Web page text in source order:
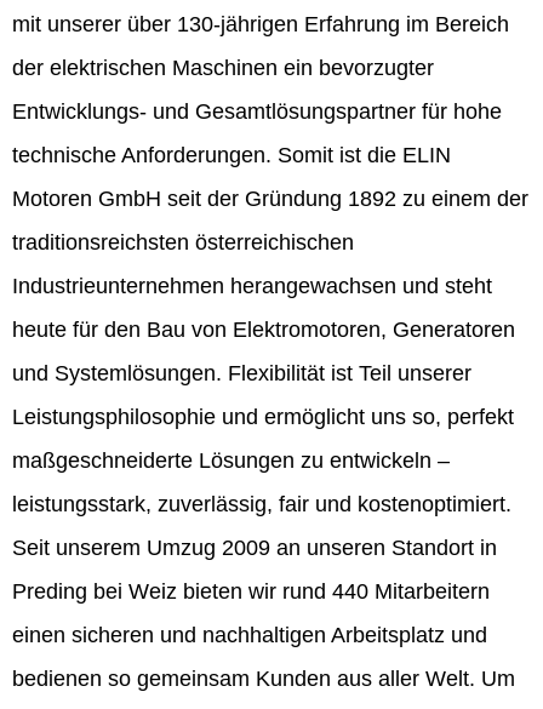
mit unserer über 130-jährigen Erfahrung im Bereich
der elektrischen Maschinen ein bevorzugter
Entwicklungs- und Gesamtlösungspartner für hohe
technische Anforderungen. Somit ist die ELIN
Motoren GmbH seit der Gründung 1892 zu einem der
traditionsreichsten österreichischen
Industrieunternehmen herangewachsen und steht
heute für den Bau von Elektromotoren, Generatoren
und Systemlösungen. Flexibilität ist Teil unserer
Leistungsphilosophie und ermöglicht uns so, perfekt
maßgeschneiderte Lösungen zu entwickeln –
leistungsstark, zuverlässig, fair und kostenoptimiert.
Seit unserem Umzug 2009 an unseren Standort in
Preding bei Weiz bieten wir rund 440 Mitarbeitern
einen sicheren und nachhaltigen Arbeitsplatz und
bedienen so gemeinsam Kunden aus aller Welt. Um